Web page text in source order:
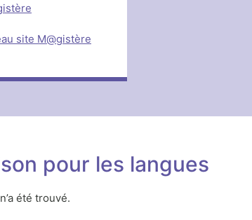
site M@gistère
pour les langues
été trouvé.